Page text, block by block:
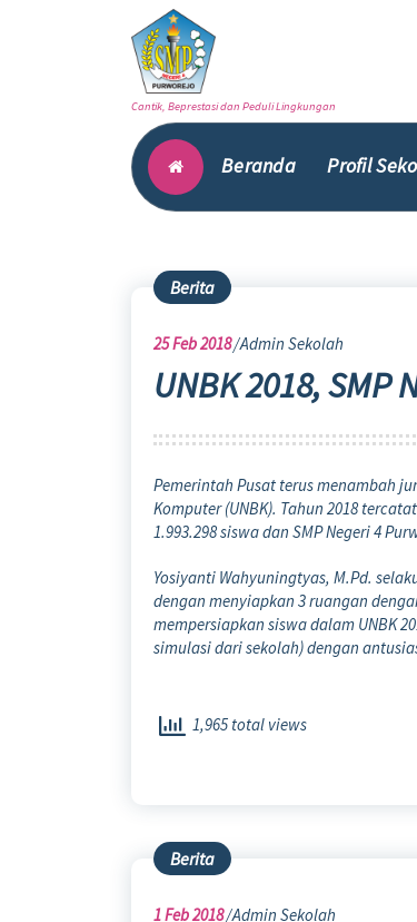
Cantik, Beprestasi dan Peduli Lingkungan
Beranda Profil
Berita
25Feb 2018 Admin Sekolah
UNBK 2018,
Pemerintah Pusat terus menambah
Komputer (UNBK). Tahun 2018
1.993.298 siswa dan SMP Negeri 4
Yosiyanti Wahyuningtyas, M.Pd.
dengan menyiapkan 3 ruangan
mempersiapkan siswa dalam UNBK
simulasi dari sekolah) dengan
1,965 total views
Berita
1Feb 2018 Admin Sekolah